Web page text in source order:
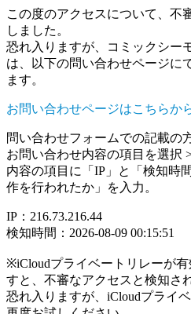
この度のアクセスについて、不
しました。
恐れ入りますが、コミックシー
は、以下の問い合わせページに
ます。
お問い合わせページはこちらか
問い合わせフォームでの記載の
お問い合わせ内容の項目を選択
内容の項目に「IP」と「検知時
作を行われたか」を入力。
IP：216.73.216.44
検知時間：2026-08-09 00:15:51
※iCloudプライベートリレーが
すと、不審なアクセスと検知さ
恐れ入りますが、iCloudプライ